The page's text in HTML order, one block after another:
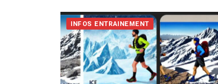
INFOS ENTRAINEMENT